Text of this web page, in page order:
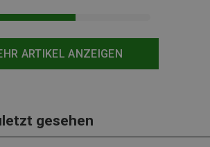
ARTIKEL ANZEIGEN
gesehen